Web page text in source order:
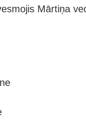
Mārtiņa